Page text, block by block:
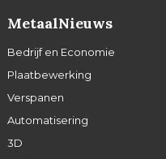
MetaalNieuws
Bedrijf en Economie
Plaatbewerking
Verspanen
Automatisering
3D